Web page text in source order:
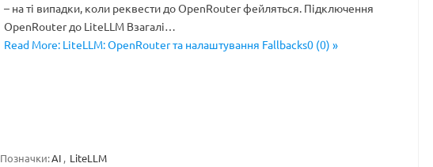
– на ті випадки, коли реквести до OpenRouter фейляться. Підключення
OpenRouter до LiteLLM Взагалі…
Read More: LiteLLM: OpenRouter та налаштування Fallbacks0 (0) »
Позначки:AI , LiteLLM